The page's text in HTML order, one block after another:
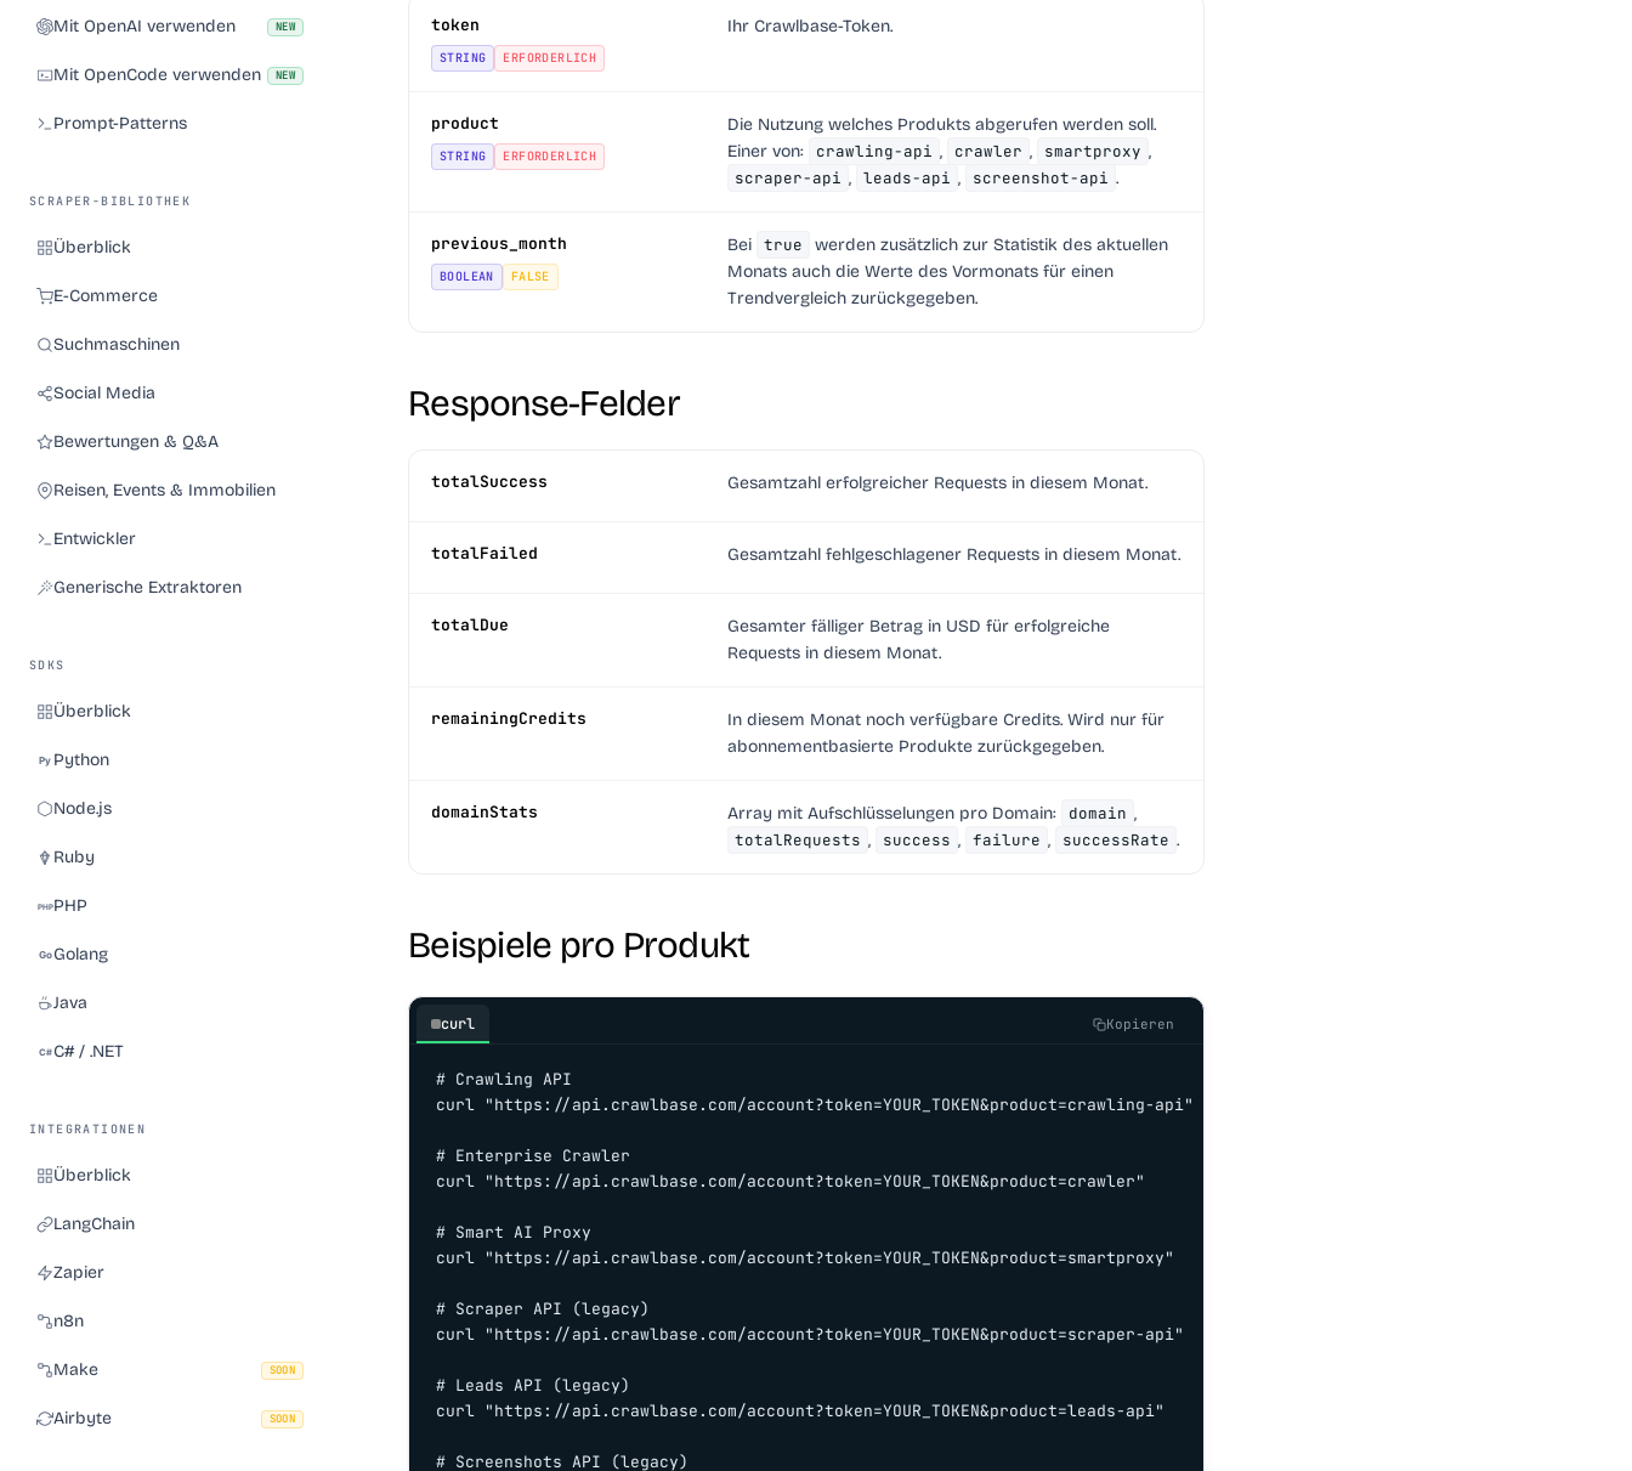
Mit OpenAI verwenden NEW
Mit OpenCode verwenden NEW
Prompt-Patterns
SCRAPER-BIBLIOTHEK
Überblick
E-Commerce
Suchmaschinen
Social Media
Bewertungen & Q&A
Reisen, Events & Immobilien
Entwickler
Generische Extraktoren
SDKS
Überblick
Python
Node.js
Ruby
PHP
Golang
Java
C# / .NET
INTEGRATIONEN
Überblick
LangChain
Zapier
n8n
Make SOON
Airbyte SOON
token
STRING ERFORDERLICH
Ihr Crawlbase-Token.
product
STRING ERFORDERLICH
Die Nutzung welches Produkts abgerufen werden soll.
Einer von:
crawling-api , crawler , smartproxy ,
scraper-api , leads-api , screenshot-api .
previous_month
BOOLEAN FALSE
Bei true
werden zusätzlich zur Statistik des aktuellen
Monats auch die Werte des Vormonats für einen
Trendvergleich zurückgegeben.
Response-Felder
totalSuccess Gesamtzahl erfolgreicher Requests in diesem Monat.
totalFailed Gesamtzahl fehlgeschlagener Requests in diesem Monat.
totalDue
Gesamter fälliger Betrag in USD für erfolgreiche
Requests in diesem Monat.
remainingCredits
In diesem Monat noch verfügbare Credits. Wird nur für
abonnementbasierte Produkte zurückgegeben.
domainStats Array mit Aufschlüsselungen pro Domain: domain ,
totalRequests , success , failure , successRate .
Beispiele pro Produkt
curl Kopieren
# Crawling API
curl "https://api.crawlbase.com/account?token=YOUR_TOKEN&product=crawling-api"
# Enterprise Crawler
curl "https://api.crawlbase.com/account?token=YOUR_TOKEN&product=crawler"
# Smart AI Proxy
curl "https://api.crawlbase.com/account?token=YOUR_TOKEN&product=smartproxy"
# Scraper API (legacy)
curl "https://api.crawlbase.com/account?token=YOUR_TOKEN&product=scraper-api"
# Leads API (legacy)
curl "https://api.crawlbase.com/account?token=YOUR_TOKEN&product=leads-api"
# Screenshots API (legacy)